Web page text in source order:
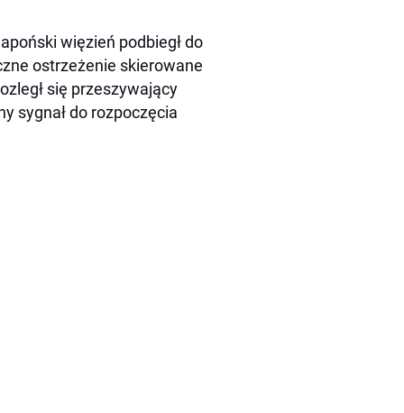
więzień podbiegł do
ostrzeżenie skierowane
się przeszywający
sygnał do rozpoczęcia